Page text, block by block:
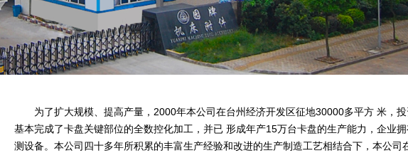
为了扩大规模、提高产量，2000年本公司在台州经济开发区征地30000多平方 米，
基本完成了卡盘关键部位的全数控化加工，并已 形成年产15万台卡盘的生产能力，企业
测设备。本公司四十多年所积累的丰富生产经验和改进的生产制造工艺相结合下，本公